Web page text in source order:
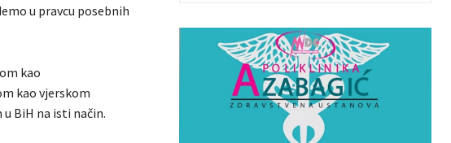
u pravcu posebnih
kao
kao vjerskom
BiH na isti način.